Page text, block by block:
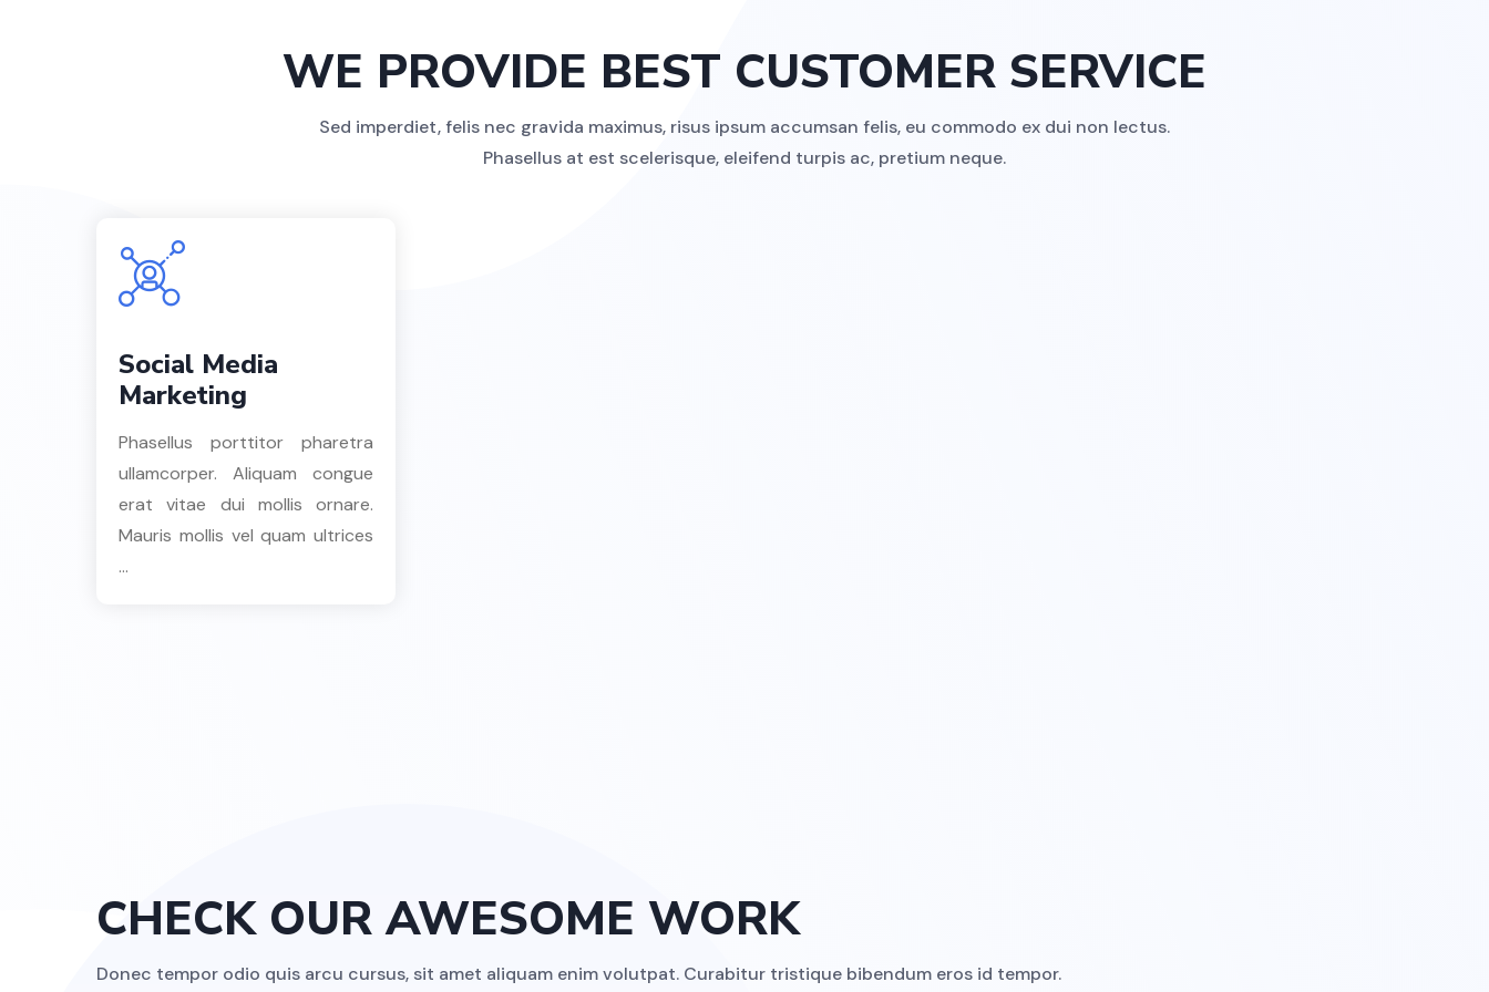
WE PROVIDE BEST CUSTOMER SERVICE
Sed imperdiet, felis nec gravida maximus, risus ipsum accumsan felis, eu commodo ex dui non lectus.
Phasellus at est scelerisque, eleifend turpis ac, pretium neque.
Social Media
Marketing
Phasellus porttitor pharetra
ullamcorper. Aliquam congue
erat vitae dui mollis ornare.
Mauris mollis vel quam ultrices
...
CHECK OUR AWESOME WORK
Donec tempor odio quis arcu cursus, sit amet aliquam enim volutpat. Curabitur tristique bibendum eros id tempor.